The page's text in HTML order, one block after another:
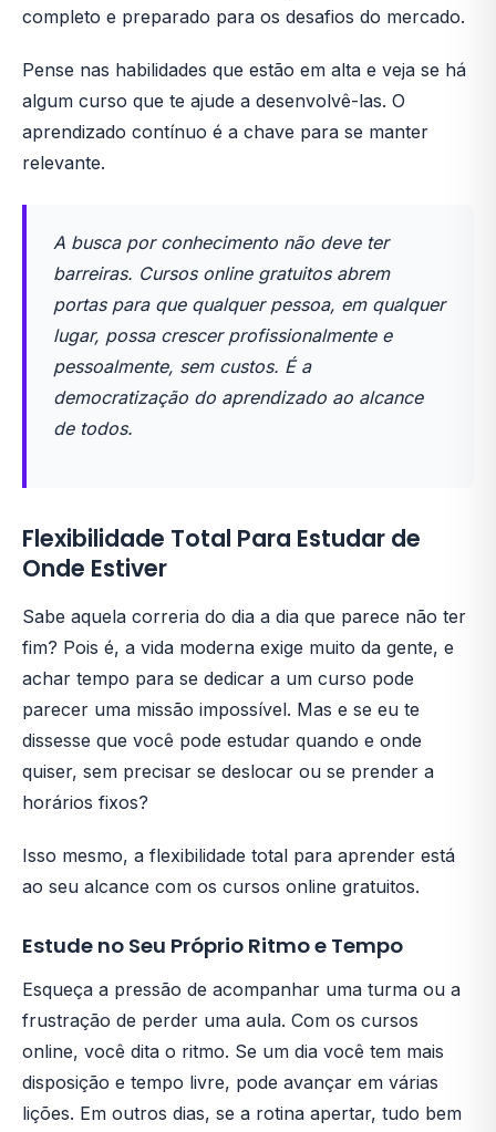
completo e preparado para os desafios do mercado.
Pense nas habilidades que estão em alta e veja se há
algum curso que te ajude a desenvolvê-las. O
aprendizado contínuo é a chave para se manter
relevante.
A busca por conhecimento não deve ter
barreiras. Cursos online gratuitos abrem
portas para que qualquer pessoa, em qualquer
lugar, possa crescer profissionalmente e
pessoalmente, sem custos. É a
democratização do aprendizado ao alcance
de todos.
Flexibilidade Total Para Estudar de
Onde Estiver
Sabe aquela correria do dia a dia que parece não ter
fim? Pois é, a vida moderna exige muito da gente, e
achar tempo para se dedicar a um curso pode
parecer uma missão impossível. Mas e se eu te
dissesse que você pode estudar quando e onde
quiser, sem precisar se deslocar ou se prender a
horários fixos?
Isso mesmo, a flexibilidade total para aprender está
ao seu alcance com os cursos online gratuitos.
Estude no Seu Próprio Ritmo e Tempo
Esqueça a pressão de acompanhar uma turma ou a
frustração de perder uma aula. Com os cursos
online, você dita o ritmo. Se um dia você tem mais
disposição e tempo livre, pode avançar em várias
lições. Em outros dias, se a rotina apertar, tudo bem